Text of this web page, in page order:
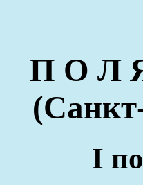
П О Л
I